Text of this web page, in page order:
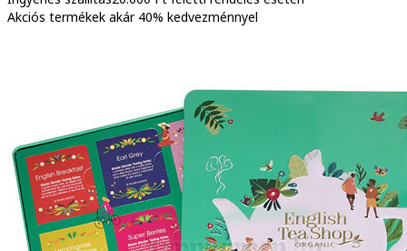
Akciós termékek akár 40% kedvezménnyel